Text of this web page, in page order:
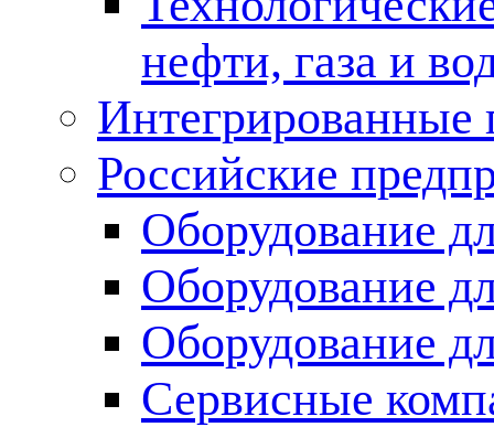
нефти, газа и
Российские
Оборудование
Оборудование
Оборудование
Сервисные